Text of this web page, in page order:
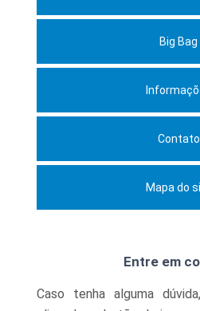
Big Bag
Contato
Mapa do
Entre em
Caso tenha alguma